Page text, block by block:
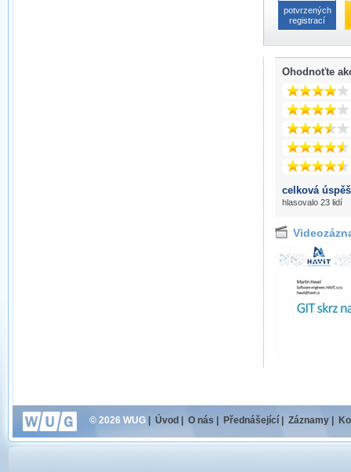
potvrzených
registrací
Ohodnoťte
celková
hlasovalo 23 lidí
© 2026 WUG Úvod O nás Přednášející Záznamy